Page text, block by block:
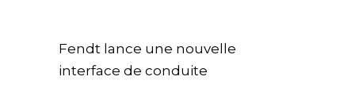
Fendt lance une nouvelle
interface de conduite